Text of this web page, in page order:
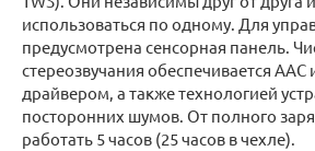
использоваться по одному. Для
предусмотрена сенсорная панель.
стереозвучания обеспечивается
драйвером, а также технологией
посторонних шумов. От полного
работать 5 часов (25 часов в чехле).